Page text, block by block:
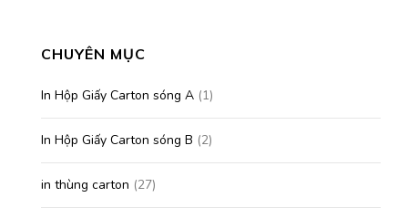
CHUYÊN MỤC
In Hộp Giấy Carton sóng A (1)
In Hộp Giấy Carton sóng B (2)
in thùng carton (27)